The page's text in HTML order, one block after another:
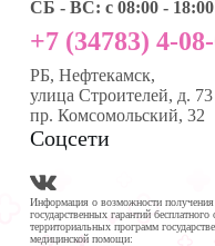
СБ - ВС: с 08:00 - 18:00
+7 (34783) 4-
РБ, Нефтекамск,
улица Строителей, д. 73
пр. Комсомольский, 32
Соцсети
Информация о возможности
государственных гарантий
территориальных программ
медицинской помощи: